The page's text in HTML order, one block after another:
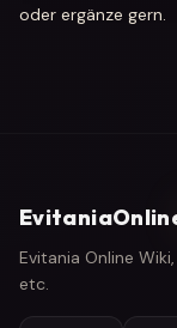
oder ergänze gern.
Evitania Online
etc.